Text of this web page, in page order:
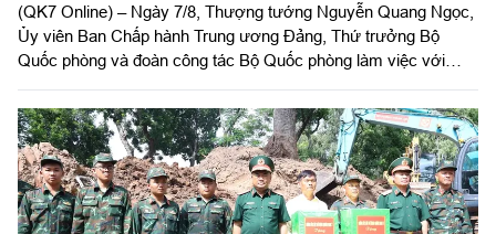
lại doanh nghiệp
(QK7 Online) – Ngày 7/8, Thượng tướng Nguyễn Quang Ngọc,
Ủy viên Ban Chấp hành Trung ương Đảng, Thứ trưởng Bộ
Quốc phòng và đoàn công tác Bộ Quốc phòng làm việc với
chức cơ cấu lại doanh nghiệp. Thiếu tướng Đặng Văn Lẫm, Ủy
viên Thường vụ Đảng ủy, Phó Tư lệnh Quân khu tiếp đoàn.